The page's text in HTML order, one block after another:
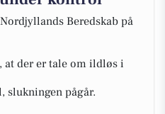
Beredskab på
at der er tale om ildløs i
slukningen pågår.